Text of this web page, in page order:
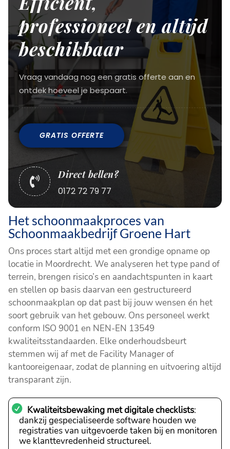
professioneel en altijd
beschikbaar
Vraag vandaag nog een gratis offerte aan en
ontdek hoeveel je bespaart.
GRATIS OFFERTE

Direct bellen?
0172 72 79 77
Het schoonmaakproces van
Schoonmaakbedrijf Groene Hart
Ons proces start altijd met een grondige opname op
locatie in Moordrecht. We analyseren het type pand of
terrein, brengen risico’s en aandachtspunten in kaart
en stellen op basis daarvan een gestructureerd
schoonmaakplan op dat past bij jouw wensen én het
soort gebruik van het gebouw. Ons personeel werkt
conform ISO 9001 en NEN-EN 13549
kwaliteitsstandaarden. Elke onderhoudsbeurt
stemmen wij af met de Facility Manager of
kantooreigenaar, zodat de planning en uitvoering altijd
transparant zijn.
Kwaliteitsbewaking met digitale checklists:
dankzij gespecialiseerde software houden we
registraties van uitgevoerde taken bij en monitoren
we klanttevredenheid structureel.